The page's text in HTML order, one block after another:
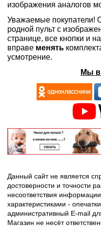
изображения аналогов
Уважаемые покупатели!
родной пульт с
странице, все кнопки и
вправе менять
усмотрение.
Мы в
Данный сайт не является
достоверности и
несоответствия
характеристиками -
административный E-mail
Магазин не несёт